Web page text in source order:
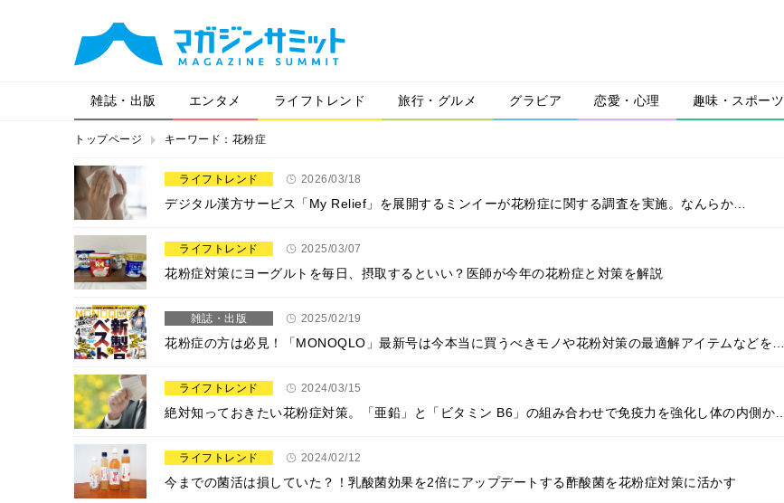
雑誌・出版 エンタメ ライフトレンド 旅行・グルメ グラビア 恋愛・心理 趣味・スポーツ
トップページ キーワード：花粉症
ライフトレンド 2026/03/18
デジタル漢方サービス「My Relief」を展開するミンイーが花粉症に関する調査を実施。なんらか…
ライフトレンド 2025/03/07
花粉症対策にヨーグルトを毎日、摂取するといい？医師が今年の花粉症と対策を解説
雑誌・出版 2025/02/19
花粉症の方は必見！「MONOQLO」最新号は今本当に買うべきモノや花粉対策の最適解アイテムなどを…
ライフトレンド 2024/03/15
絶対知っておきたい花粉症対策。「亜鉛」と「ビタミン B6」の組み合わせで免疫力を強化し体の内側か…
ライフトレンド 2024/02/12
今までの菌活は損していた？！乳酸菌効果を2倍にアップデートする酢酸菌を花粉症対策に活かす